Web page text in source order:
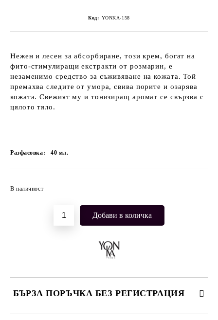
Код: YONKA-158
Нежен и лесен за абсорбиране, този крем, богат на
фито-стимулиращи екстракти от розмарин, е
незаменимо средство за съживяване на кожата. Той
премахва следите от умора, свива порите и озарява
кожата. Свежият му и тонизиращ аромат се свързва с
цялото тяло.
Разфасовка: 40 мл.
В наличност
БЪРЗА ПОРЪЧКА БЕЗ РЕГИСТРАЦИЯ